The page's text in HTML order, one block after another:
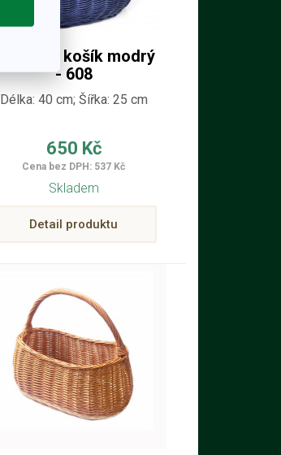
Proutěný košík modrý
- 608
Délka: 40 cm; Šířka: 25 cm
650 Kč
Cena bez DPH: 537 Kč
Skladem
Detail produktu